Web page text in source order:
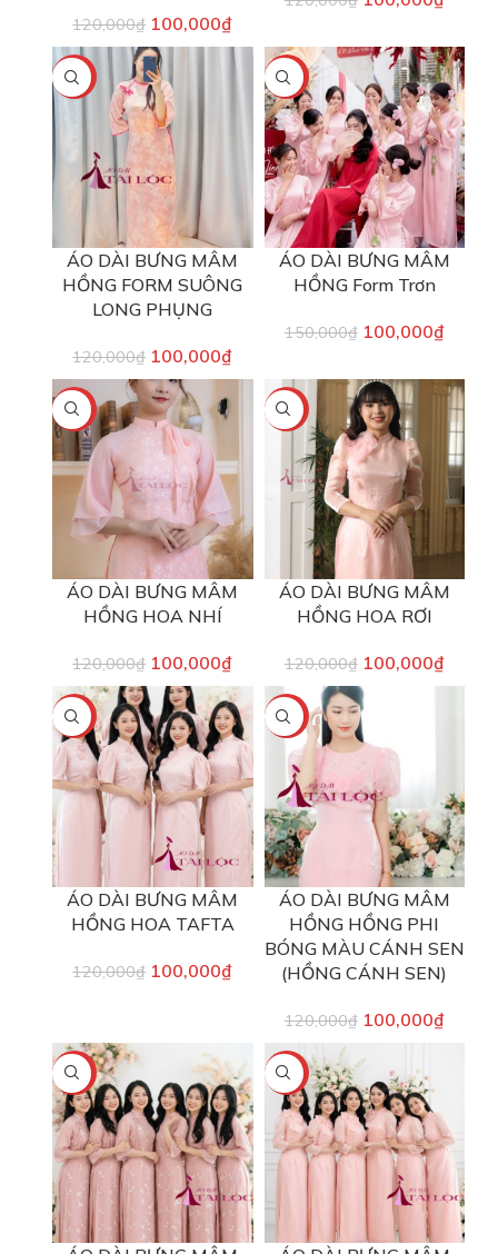
120,000₫ 100,000₫
-17%
ÁO DÀI BƯNG MÂM
HỒNG FORM SUÔNG
LONG PHỤNG
120,000₫ 100,000₫
-33%
ÁO DÀI BƯNG MÂM
HỒNG Form Trơn
150,000₫ 100,000₫
-17%
ÁO DÀI BƯNG MÂM
HỒNG HOA NHÍ
120,000₫ 100,000₫
-17%
ÁO DÀI BƯNG MÂM
HỒNG HOA RƠI
120,000₫ 100,000₫
-17%
ÁO DÀI BƯNG MÂM
HỒNG HOA TAFTA
120,000₫ 100,000₫
-17%
ÁO DÀI BƯNG MÂM
HỒNG HỒNG PHI
BÓNG MÀU CÁNH SEN
(HỒNG CÁNH SEN)
120,000₫ 100,000₫
-17% -17%